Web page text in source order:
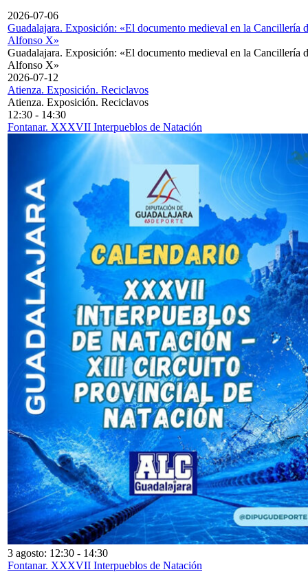
2026-07-06
Guadalajara. Exposición: «El documento medieval en la Cancillería
Alfonso X»
Guadalajara. Exposición: «El documento medieval en la Cancillería
Alfonso X»
2026-07-12
Atienza. Exposición. Reciclavos
Atienza. Exposición. Reciclavos
12:30 - 14:30
Fontanar. XXXVII Interpueblos de Natación
3 agosto: 12:30 - 14:30
Fontanar. XXXVII Interpueblos de Natación